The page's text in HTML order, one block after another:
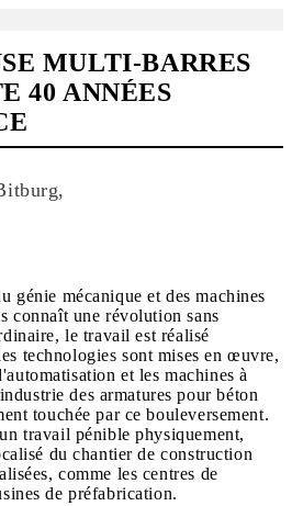
MULTI-BARRES
40 ANNÉES
génie mécanique et des machines
connaît une révolution sans
le travail est réalisé
technologies sont mises en œuvre,
et les machines à
des armatures pour béton
touchée par ce bouleversement.
travail pénible physiquement,
du chantier de construction
comme les centres de
de préfabrication.